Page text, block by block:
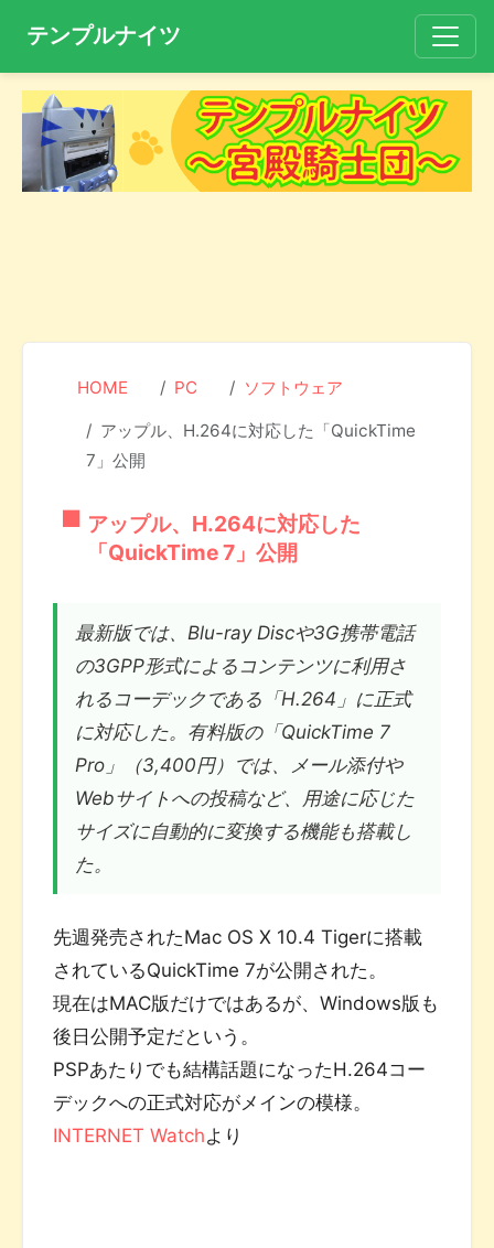
テンプルナイツ
HOME PC ソフトウェア
アップル、H.264に対応した「QuickTime
7」公開
アップル、H.264に対応した
「QuickTime 7」公開
最新版では、Blu-ray Discや3G携帯電話
の3GPP形式によるコンテンツに利用さ
れるコーデックである「H.264」に正式
に対応した。有料版の「QuickTime 7
Pro」（3,400円）では、メール添付や
Webサイトへの投稿など、用途に応じた
サイズに自動的に変換する機能も搭載し
た。
先週発売されたMac OS X 10.4 Tigerに搭載
されているQuickTime 7が公開された。
現在はMAC版だけではあるが、Windows版も
後日公開予定だという。
PSPあたりでも結構話題になったH.264コー
デックへの正式対応がメインの模様。
INTERNET Watchより